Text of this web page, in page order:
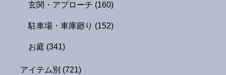
玄関・アプローチ (160)
駐車場・車庫廻り (152)
お庭 (341)
アイテム別 (721)